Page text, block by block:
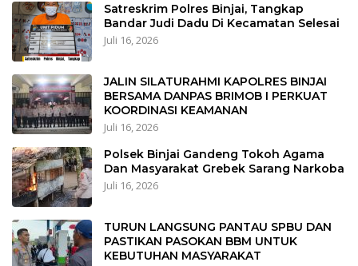
Satreskrim Polres Binjai, Tangkap
Bandar Judi Dadu Di Kecamatan Selesai
Juli 16, 2026
JALIN SILATURAHMI KAPOLRES BINJAI
BERSAMA DANPAS BRIMOB I PERKUAT
KOORDINASI KEAMANAN
Juli 16, 2026
Polsek Binjai Gandeng Tokoh Agama
Dan Masyarakat Grebek Sarang Narkoba
Juli 16, 2026
TURUN LANGSUNG PANTAU SPBU DAN
PASTIKAN PASOKAN BBM UNTUK
KEBUTUHAN MASYARAKAT